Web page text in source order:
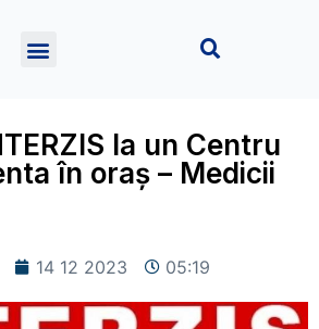
la un Centru
în oraș – Medicii
14 12 2023 05:19